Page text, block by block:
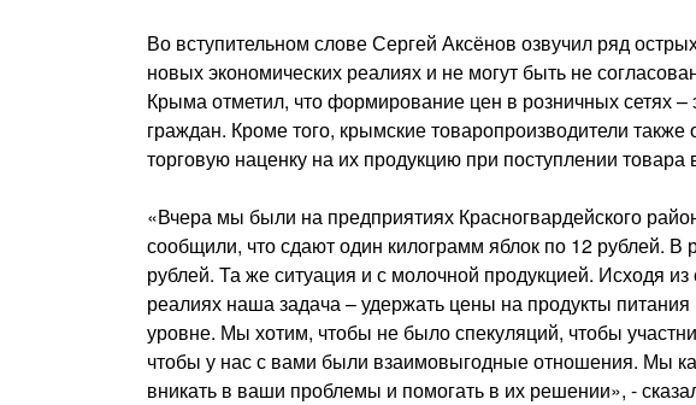
Во вступительном слове Сергей Аксёнов озвучил ряд
новых экономических реалиях и не могут быть не
Крыма отметил, что формирование цен в розничных сетях
граждан. Кроме того, крымские товаропроизводители
торговую наценку на их продукцию при поступлении товара
«Вчера мы были на предприятиях Красногвардейского
сообщили, что сдают один килограмм яблок по 12 рублей. В
рублей. Та же ситуация и с молочной продукцией. Исходя
реалиях наша задача – удержать цены на продукты
уровне. Мы хотим, чтобы не было спекуляций, чтобы
чтобы у нас с вами были взаимовыгодные отношения. Мы
вникать в ваши проблемы и помогать в их решении», -